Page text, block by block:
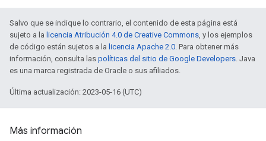
Salvo que se indique lo contrario, el contenido de esta página está
sujeto a la licencia Atribución 4.0 de Creative Commons, y los ejemplos
de código están sujetos a la licencia Apache 2.0. Para obtener más
información, consulta las políticas del sitio de Google Developers. Java
es una marca registrada de Oracle o sus afiliados.
Última actualización: 2023-05-16 (UTC)
Más información